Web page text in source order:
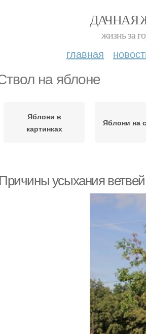
ДАЧНАЯ
жизнь за
главная
на яблоне
Яблони в
картинках
Яблони на
Причины усыхания